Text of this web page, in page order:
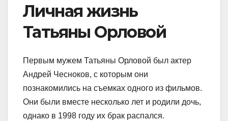
Личная жизнь
Татьяны Орловой
Первым мужем Татьяны Орловой был актер
Андрей Чесноков, с которым они
познакомились на съемках одного из фильмов.
Они были вместе несколько лет и родили дочь,
однако в 1998 году их брак распался.